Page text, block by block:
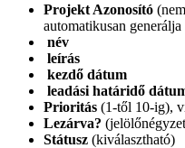
Projekt Azonosító
automatikusan
név
leírás
kezdő dátum
leadási határidő
Prioritás (1-től 10-ig),
Lezárva?
Státusz (kiválasztható)